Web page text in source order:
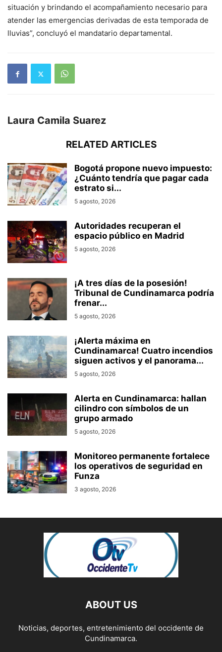
situación y brindando el acompañamiento necesario para
atender las emergencias derivadas de esta temporada de
lluvias”, concluyó el mandatario departamental.
Laura Camila Suarez
RELATED ARTICLES
Bogotá propone nuevo impuesto:
¿Cuánto tendría que pagar cada
estrato si...
5 agosto, 2026
Autoridades recuperan el
espacio público en Madrid
5 agosto, 2026
¡A tres días de la posesión!
Tribunal de Cundinamarca podría
frenar...
5 agosto, 2026
¡Alerta máxima en
Cundinamarca! Cuatro incendios
siguen activos y el panorama...
5 agosto, 2026
Alerta en Cundinamarca: hallan
cilindro con símbolos de un
grupo armado
5 agosto, 2026
Monitoreo permanente fortalece
los operativos de seguridad en
Funza
3 agosto, 2026
ABOUT US
Noticias, deportes, entretenimiento del occidente de
Cundinamarca.